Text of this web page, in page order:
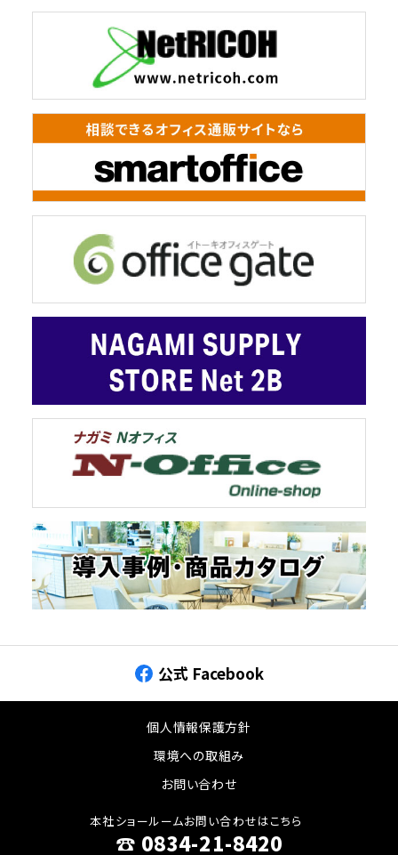
公式 Facebook
個人情報保護方針
環境への取組み
お問い合わせ
本社ショールームお問い合わせはこちら
☎︎ 0834-21-8420